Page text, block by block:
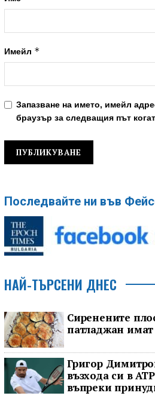
Имейл *
Запазване на името, имейл
браузър за следващия път
Последвайте ни във
НАЙ-ТЪРСЕНИ ДНЕС
Сиренените
патладжан имат
Григор
възхода си в
въпреки